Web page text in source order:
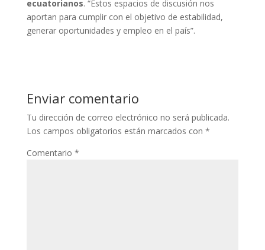
ecuatorianos. “Estos espacios de discusión nos
aportan para cumplir con el objetivo de estabilidad,
generar oportunidades y empleo en el país”.
Enviar comentario
Tu dirección de correo electrónico no será publicada.
Los campos obligatorios están marcados con *
Comentario *